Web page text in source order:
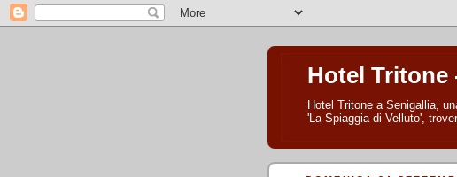
Hotel Tritone
Hotel Tritone a Senigallia,
'La Spiaggia di Velluto',